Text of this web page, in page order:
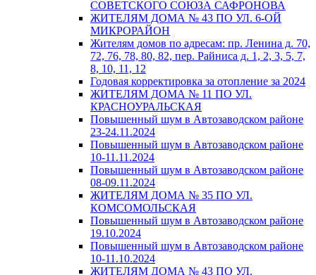
СОВЕТСКОГО СОЮЗА САФРОНОВА
ЖИТЕЛЯМ ДОМА № 43 ПО УЛ. 6-ОЙ
МИКРОРАЙОН
Жителям домов по адресам: пр. Ленина д. 70,
72, 76, 78, 80, 82, пер. Райниса д. 1, 2, 3, 5, 7,
8, 10, 11, 12
Годовая корректировка за отопление за 2024
ЖИТЕЛЯМ ДОМА № 11 ПО УЛ.
КРАСНОУРАЛЬСКАЯ
Повышенный шум в Автозаводском районе
23-24.11.2024
Повышенный шум в Автозаводском районе
10-11.11.2024
Повышенный шум в Автозаводском районе
08-09.11.2024
ЖИТЕЛЯМ ДОМА № 35 ПО УЛ.
КОМСОМОЛЬСКАЯ
Повышенный шум в Автозаводском районе
19.10.2024
Повышенный шум в Автозаводском районе
10-11.10.2024
ЖИТЕЛЯМ ДОМА № 43 ПО УЛ.